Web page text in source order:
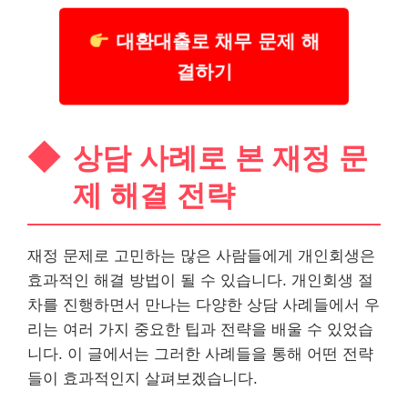
대환대출로 채무 문제 해
결하기
상담 사례로 본 재정 문
제 해결 전략
재정 문제로 고민하는 많은 사람들에게 개인회생은
효과적인 해결 방법이 될 수 있습니다. 개인회생 절
차를 진행하면서 만나는 다양한 상담 사례들에서 우
리는 여러 가지 중요한 팁과 전략을 배울 수 있었습
니다. 이 글에서는 그러한 사례들을 통해 어떤 전략
들이 효과적인지 살펴보겠습니다.